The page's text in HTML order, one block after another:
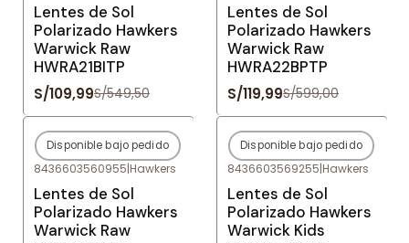
Lentes de Sol
Polarizado Hawkers
Warwick Raw
HWRA21BITP
S/109,99S/549,50
Lentes de Sol
Polarizado Hawkers
Warwick Raw
HWRA22BPTP
S/119,99S/599,00
-80%OFF
Agotado
Disponible bajo pedido
8436603560955|Hawkers
Lentes de Sol
Polarizado Hawkers
Warwick Raw
-80%OFF
Agotado
Disponible bajo pedido
8436603569255|Hawkers
Lentes de Sol
Polarizado Hawkers
Warwick Kids